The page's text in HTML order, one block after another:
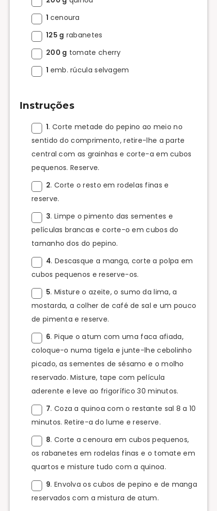
1 cenoura
125 g rabanetes
200 g tomate cherry
1 emb. rúcula selvagem
Instruções
1. Corte metade do pepino ao meio no
sentido do comprimento, retire-lhe a parte
central com as grainhas e corte-a em cubos
pequenos. Reserve.
2. Corte o resto em rodelas finas e
reserve.
3. Limpe o pimento das sementes e
películas brancas e corte-o em cubos do
tamanho dos do pepino.
4. Descasque a manga, corte a polpa em
cubos pequenos e reserve-os.
5. Misture o azeite, o sumo da lima, a
mostarda, a colher de café de sal e um pouco
de pimenta e reserve.
6. Pique o atum com uma faca afiada,
coloque-o numa tigela e junte-lhe cebolinho
picado, as sementes de sésamo e o molho
reservado. Misture, tape com película
aderente e leve ao frigorífico 30 minutos.
7. Coza a quinoa com o restante sal 8 a 10
minutos. Retire-a do lume e reserve.
8. Corte a cenoura em cubos pequenos,
os rabanetes em rodelas finas e o tomate em
quartos e misture tudo com a quinoa.
9. Envolva os cubos de pepino e de manga
reservados com a mistura de atum.